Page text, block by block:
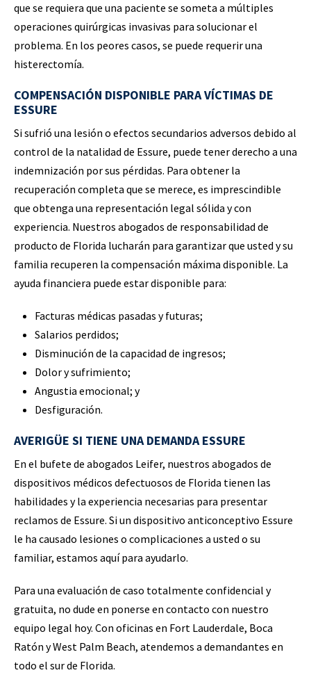
que se requiera que una paciente se someta a múltiples
operaciones quirúrgicas invasivas para solucionar el
problema. En los peores casos, se puede requerir una
histerectomía.
COMPENSACIÓN DISPONIBLE PARA VÍCTIMAS DE
ESSURE
Si sufrió una lesión o efectos secundarios adversos debido al
control de la natalidad de Essure, puede tener derecho a una
indemnización por sus pérdidas. Para obtener la
recuperación completa que se merece, es imprescindible
que obtenga una representación legal sólida y con
experiencia. Nuestros abogados de responsabilidad de
producto de Florida lucharán para garantizar que usted y su
familia recuperen la compensación máxima disponible. La
ayuda financiera puede estar disponible para:
Facturas médicas pasadas y futuras;
Salarios perdidos;
Disminución de la capacidad de ingresos;
Dolor y sufrimiento;
Angustia emocional; y
Desfiguración.
AVERIGÜE SI TIENE UNA DEMANDA ESSURE
En el bufete de abogados Leifer, nuestros abogados de
dispositivos médicos defectuosos de Florida tienen las
habilidades y la experiencia necesarias para presentar
reclamos de Essure. Si un dispositivo anticonceptivo Essure
le ha causado lesiones o complicaciones a usted o su
familiar, estamos aquí para ayudarlo.
Para una evaluación de caso totalmente confidencial y
gratuita, no dude en ponerse en contacto con nuestro
equipo legal hoy. Con oficinas en Fort Lauderdale, Boca
Ratón y West Palm Beach, atendemos a demandantes en
todo el sur de Florida.